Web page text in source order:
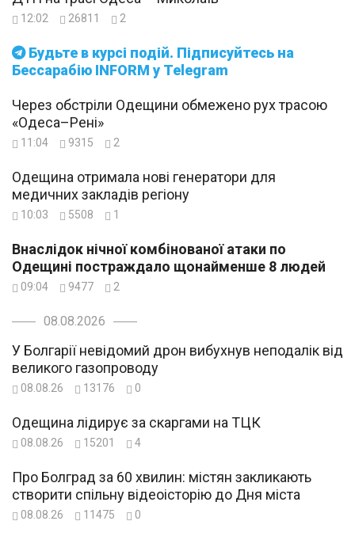
Будьте в курсі подій. Підписуйтесь на
Бессарабію INFORM у Telegram
12:02 26811 2
Через обстріли Одещини обмежено рух трасою
«Одеса–Рені»
11:04 9315 2
Одещина отримала нові генератори для
медичних закладів регіону
10:03 5508 1
Внаслідок нічної комбінованої атаки по
Одещині постраждало щонайменше 8 людей
09:04 9477 2
08.08.2026
У Болгарії невідомий дрон вибухнув неподалік від
великого газопроводу
08.08.26 13176 0
Одещина лідирує за скаргами на ТЦК
08.08.26 15201 4
Про Болград за 60 хвилин: містян закликають
створити спільну відеоісторію до Дня міста
08.08.26 11475 0